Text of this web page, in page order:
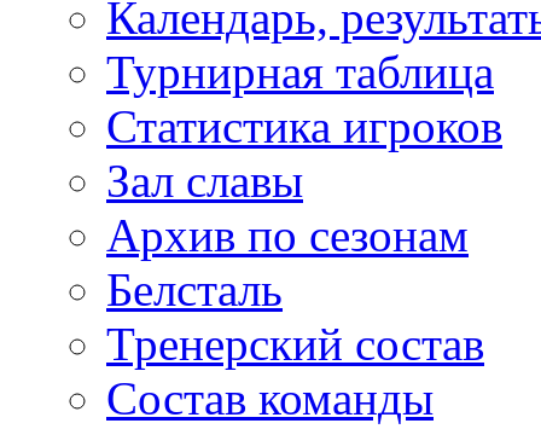
Календарь,
Турнирная таблица
Статистика игроков
Зал славы
Архив по сезонам
Белсталь
Тренерский состав
Состав команды